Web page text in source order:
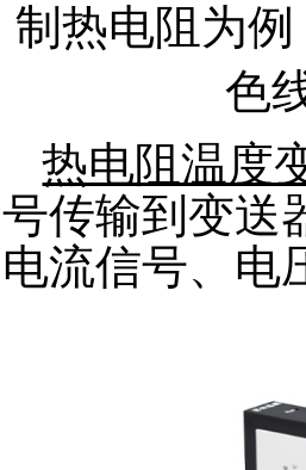
制热电阻为
色
热电阻温度
号传输到变送
电流信号、电